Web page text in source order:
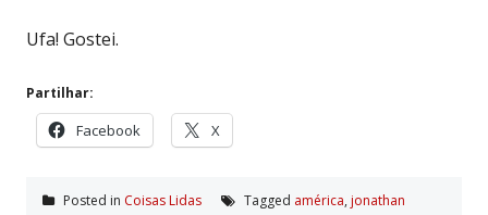
Ufa! Gostei.
Partilhar:
Facebook X
Posted in Coisas Lidas Tagged américa, jonathan